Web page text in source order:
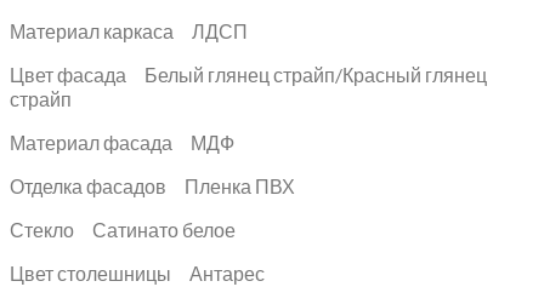
Материал каркаса ЛДСП
Цвет фасада Белый глянец страйп/Красный глянец
страйп
Материал фасада МДФ
Отделка фасадов Пленка ПВХ
Стекло Сатинато белое
Цвет столешницы Антарес